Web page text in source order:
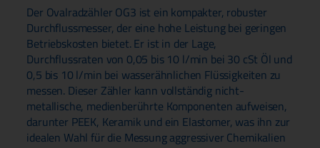
Der Ovalradzähler OG3 ist ein kompakter, robuster
Durchflussmesser, der eine hohe Leistung bei geringen
Betriebskosten bietet. Er ist in der Lage,
Durchflussraten von 0,05 bis 10 l/min bei 30 cSt Öl und
0,5 bis 10 l/min bei wasserähnlichen Flüssigkeiten zu
messen. Dieser Zähler kann vollständig nicht-
metallische, medienberührte Komponenten aufweisen,
darunter PEEK, Keramik und ein Elastomer, was ihn zur
idealen Wahl für die Messung aggressiver Chemikalien